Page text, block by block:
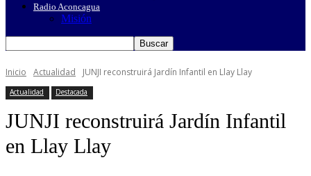
Radio Aconcagua
Misión
Inicio Actualidad JUNJI reconstruirá Jardín Infantil en Llay Llay
Actualidad Destacada
JUNJI reconstruirá Jardín Infantil
en Llay Llay